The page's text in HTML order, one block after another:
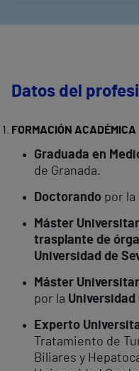
Datos del
FORMACIÓN ACADÉMICA
Graduada en
de Granada.
Doctorando por la
Máster
trasplante de
Universidad de
Máster
por la Universidad
Experto
Tratamiento de
Biliares y